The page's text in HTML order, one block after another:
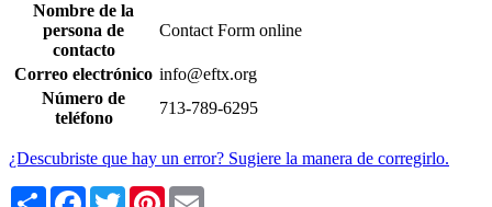
Nombre de la
persona de
contacto
Contact Form online
Correo electrónico info@eftx.org
Número de
teléfono
713-789-6295
¿Descubriste que hay un error? Sugiere la manera de corregirlo.
Share Facebook
TwitterPinterest